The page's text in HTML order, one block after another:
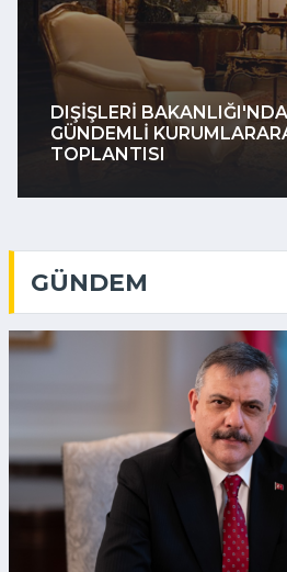
İSTANBUL VALISI
KAYMAKAM
GÜNDEM